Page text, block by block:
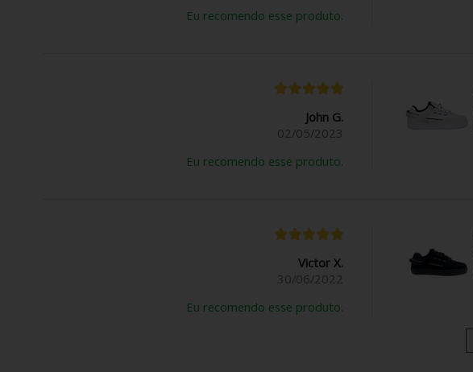
Eu recomendo esse produto.
John G.
02/05/2023
Eu recomendo esse produto.
Victor X.
30/06/2022
Eu recomendo esse produto.